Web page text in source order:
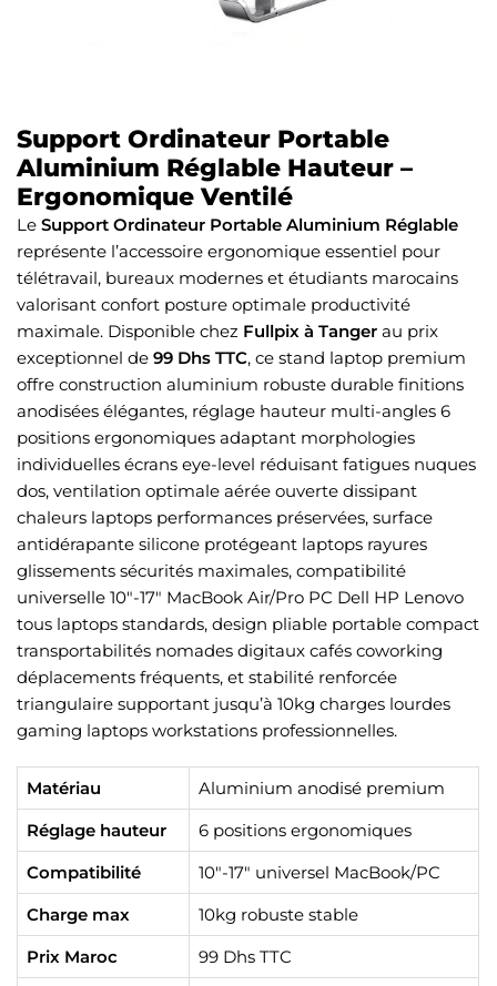
Support Ordinateur Portable
Aluminium Réglable Hauteur –
Ergonomique Ventilé
Le Support Ordinateur Portable Aluminium Réglable
représente l’accessoire ergonomique essentiel pour
télétravail, bureaux modernes et étudiants marocains
valorisant confort posture optimale productivité
maximale. Disponible chez Fullpix à Tanger au prix
exceptionnel de 99 Dhs TTC, ce stand laptop premium
offre construction aluminium robuste durable finitions
anodisées élégantes, réglage hauteur multi-angles 6
positions ergonomiques adaptant morphologies
individuelles écrans eye-level réduisant fatigues nuques
dos, ventilation optimale aérée ouverte dissipant
chaleurs laptops performances préservées, surface
antidérapante silicone protégeant laptops rayures
glissements sécurités maximales, compatibilité
universelle 10″-17″ MacBook Air/Pro PC Dell HP Lenovo
tous laptops standards, design pliable portable compact
transportabilités nomades digitaux cafés coworking
déplacements fréquents, et stabilité renforcée
triangulaire supportant jusqu’à 10kg charges lourdes
gaming laptops workstations professionnelles.
Matériau
Aluminium anodisé premium
Réglage hauteur
6 positions ergonomiques
Compatibilité
10″-17″ universel MacBook/PC
Charge max
10kg robuste stable
Prix Maroc
99 Dhs TTC